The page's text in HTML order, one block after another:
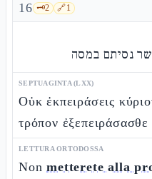
16 🗝️2 🔗1
נסיתם במסה
SEPTUAGINTA (LXX)
Οὐκ ἐκπειράσεις
τρόπον
LETTURA ORTODOSSA
Nonmetterete alla